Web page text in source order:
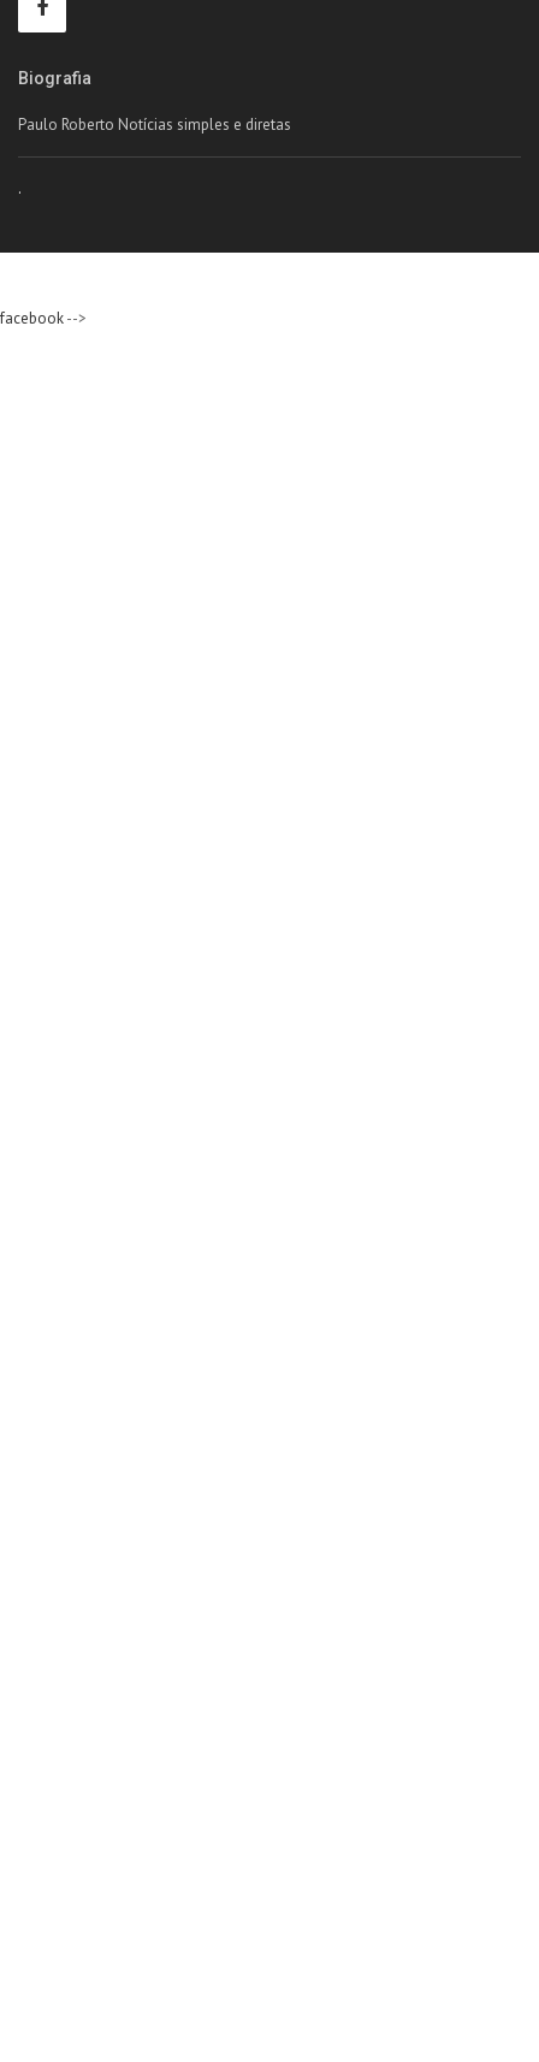
Biografia
Paulo Roberto Notícias simples e diretas
.
facebook-->